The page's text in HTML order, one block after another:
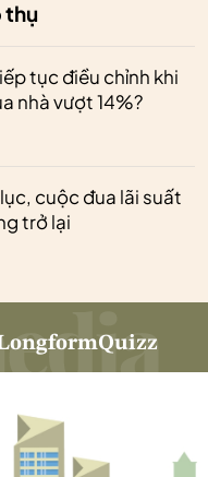
thụ
tục điều chỉnh khi
nhà vượt 14%?
cuộc đua lãi suất
trở lại
Quizz